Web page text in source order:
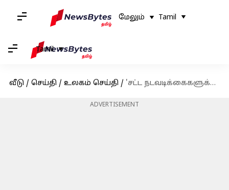
மேலும் Tamil
Tamil
வீடு / செய்தி / உலகம் செய்தி / 'சட்ட நடவடிக்கைகளுக்காக சோக்ஸி தடுத்து வைக்கப்பட்டுள்ளார்': முதல் அறிக்கையை வெளியிட்ட பெல்ஜியம்
ADVERTISEMENT